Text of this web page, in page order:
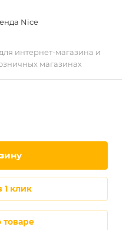
Nice
интернет-магазина и
магазинах
1 клик
товаре